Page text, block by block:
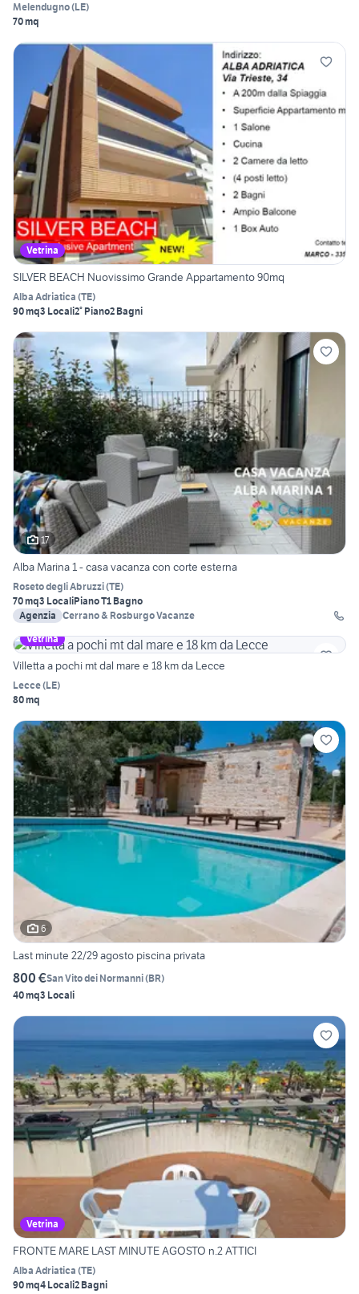
Melendugno(LE)
70 mq
Vetrina
SILVER BEACH Nuovissimo Grande Appartamento 90mq
Alba Adriatica (TE)
90 mq3 Locali2° Piano2 Bagni
17
Alba Marina 1 - casa vacanza con corte esterna
Roseto degli Abruzzi(TE)
70 mq3 LocaliPiano T1 Bagno
Agenzia Cerrano & Rosburgo Vacanze
Vetrina
Villetta a pochi mt dal mare e 18 km da Lecce
Lecce(LE)
80 mq
6
Last minute 22/29 agosto piscina privata
800 €San Vito dei Normanni(BR)
40 mq3 Locali
Vetrina
FRONTE MARE LAST MINUTE AGOSTO n.2 ATTICI
Alba Adriatica (TE)
90 mq4 Locali2 Bagni